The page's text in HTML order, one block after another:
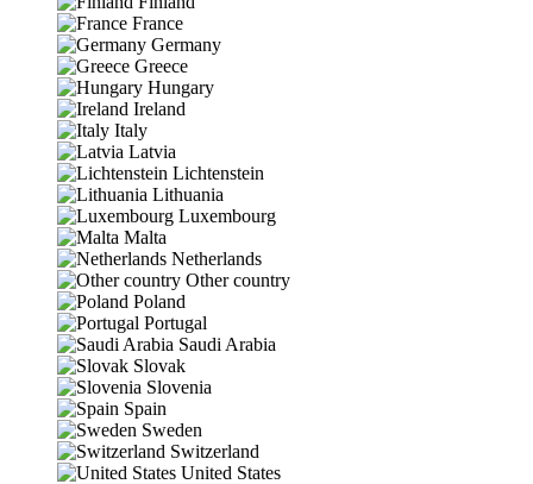
France
Germany
Greece
Hungary
Ireland
Italy
Latvia
Lichtenstein
Lithuania
Luxembourg
Malta
Netherlands
Other country
Poland
Portugal
Saudi Arabia
Slovak
Slovenia
Spain
Sweden
Switzerland
United States